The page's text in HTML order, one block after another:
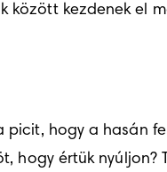
kezdenek el
hogy a hasán
hogy értük